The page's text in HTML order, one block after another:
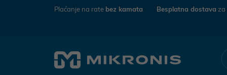
Plaćanje na rate bez kamata Besplatna dostava